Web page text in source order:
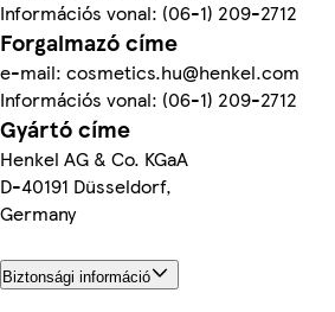
Információs vonal: (06-1) 209-2712
Forgalmazó címe
e-mail: cosmetics.hu@henkel.com
Információs vonal: (06-1) 209-2712
Gyártó címe
Henkel AG & Co. KGaA
D-40191 Düsseldorf,
Germany
Biztonsági információ